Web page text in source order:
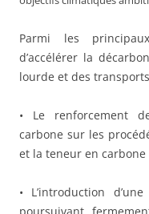
Parmi les
d’accélérer la
lourde et des
• Le renforcement
carbone sur les
et la teneur en
• L’introduction